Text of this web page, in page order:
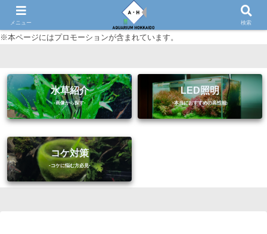
初心者に優しいアクアリウム（熱帯魚・水草等）情報サイト
※本ページにはプロモーションが含まれています。
水草紹介 LED照明
コケ対策
メニュー 検索